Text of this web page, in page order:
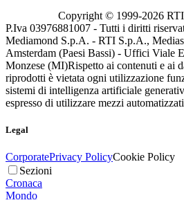
Copyright © 1999-2026
P.Iva 03976881007 - Tutti i diritti
Mediamond S.p.A. - RTI S.p.A.,
Amsterdam (Paesi Bassi) - Uffici Viale
Monzese (MI)Rispetto ai contenuti e ai
riprodotti è vietata ogni utilizzazione
sistemi di intelligenza artificiale
espresso di utilizzare mezzi
Legal
CorporatePrivacy PolicyCookie Policy
Sezioni
Cronaca
Mondo